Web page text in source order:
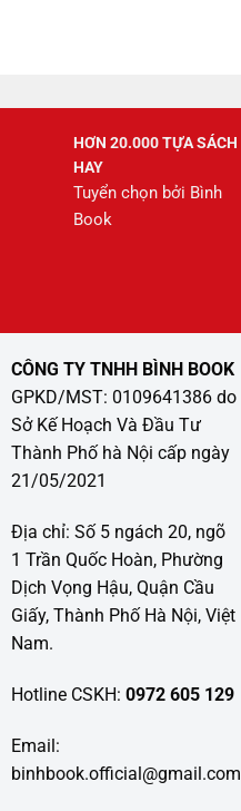
HƠN 20.000 TỰA SÁCH
HAY
Tuyển chọn bởi Bình
Book
CÔNG TY TNHH BÌNH BOOK
GPKD/MST: 0109641386 do
Sở Kế Hoạch Và Đầu Tư
Thành Phố hà Nội cấp ngày
21/05/2021
Địa chỉ: Số 5 ngách 20, ngõ
1 Trần Quốc Hoàn, Phường
Dịch Vọng Hậu, Quận Cầu
Giấy, Thành Phố Hà Nội, Việt
Nam.
Hotline CSKH: 0972 605 129
Email:
binhbook.official@gmail.com